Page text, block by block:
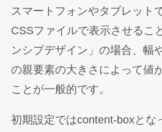
スマートフォンやタブレット
CSSファイルで表示させるこ
ンシブデザイン」の場合、幅
の親要素の大きさによって値
ことが一般的です。
初期設定ではcontent-boxとな